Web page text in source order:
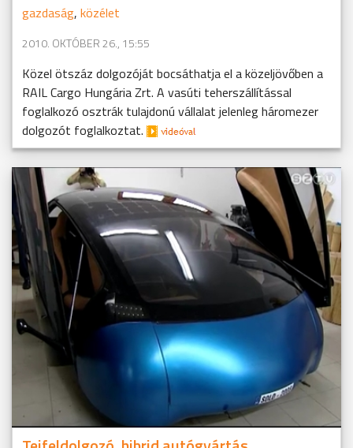
gazdaság, közélet
2010. OKTÓBER 26., 15:55
Közel ötszáz dolgozóját bocsáthatja el a közeljövőben a
RAIL Cargo Hungária Zrt. A vasúti teherszállítással
foglalkozó osztrák tulajdonú vállalat jelenleg háromezer
dolgozót foglalkoztat.